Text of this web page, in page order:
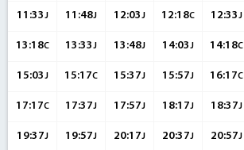
11:33J 11:48J 12:03J 12:18C 12:33J
13:18C 13:33J 13:48J 14:03J 14:18C
15:03J 15:17C 15:37J 15:57J 16:17C
17:17C 17:37J 17:57J 18:17J 18:37J
19:37J 19:57J 20:17J 20:37J 20:57J